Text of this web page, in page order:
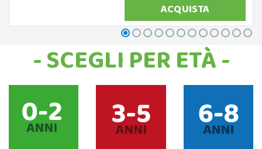
ACQUISTA
- SCEGLI PER ETÀ -